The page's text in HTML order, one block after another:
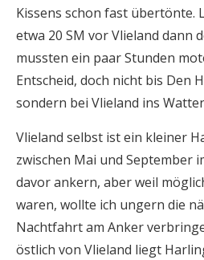
Kissens schon fast übertönte.
etwa 20 SM vor Vlieland dann
mussten ein paar Stunden
Entscheid, doch nicht bis Den
sondern bei Vlieland ins
Vlieland selbst ist ein kleiner
zwischen Mai und September
davor ankern, aber weil
waren, wollte ich ungern die
Nachtfahrt am Anker
östlich von Vlieland liegt